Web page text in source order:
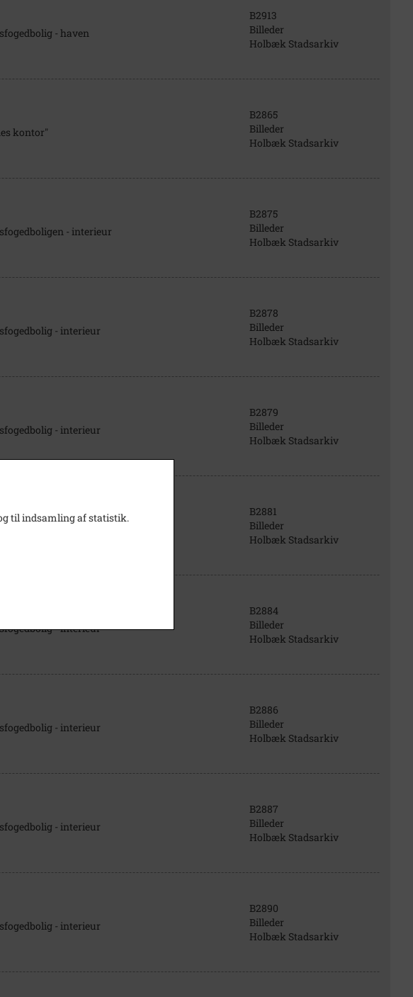
- haven
B2913
Billeder
Holbæk Stadsarkiv
kontor"
B2865
Billeder
Holbæk Stadsarkiv
- interieur
B2875
Billeder
Holbæk Stadsarkiv
- interieur
B2878
Billeder
Holbæk Stadsarkiv
- interieur
B2879
Billeder
Holbæk Stadsarkiv
B2881
Billeder
Holbæk Stadsarkiv
- interieur
B2884
Billeder
Holbæk Stadsarkiv
- interieur
B2886
Billeder
Holbæk Stadsarkiv
- interieur
B2887
Billeder
Holbæk Stadsarkiv
- interieur
B2890
Billeder
Holbæk Stadsarkiv
til indsamling af statistik.